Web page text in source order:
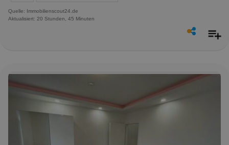
Quelle: Immobilienscout24.de
Aktualisiert: 20 Stunden, 45 Minuten